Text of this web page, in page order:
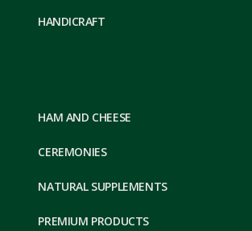
HANDICRAFT
HAM AND CHEESE
CEREMONIES
NATURAL SUPPLEMENTS
PREMIUM PRODUCTS